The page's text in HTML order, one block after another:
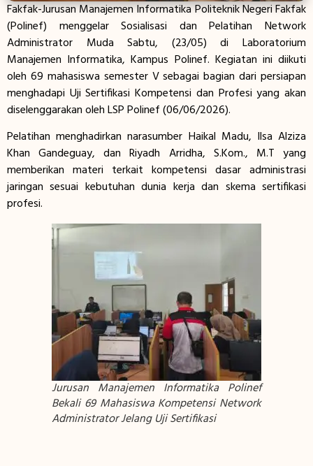
Fakfak-Jurusan Manajemen Informatika Politeknik Negeri Fakfak
(Polinef) menggelar Sosialisasi dan Pelatihan Network
Administrator Muda Sabtu, (23/05) di Laboratorium
Manajemen Informatika, Kampus Polinef. Kegiatan ini diikuti
oleh 69 mahasiswa semester V sebagai bagian dari persiapan
menghadapi Uji Sertifikasi Kompetensi dan Profesi yang akan
diselenggarakan oleh LSP Polinef (06/06/2026).
Pelatihan menghadirkan narasumber Haikal Madu, Ilsa Alziza
Khan Gandeguay, dan Riyadh Arridha, S.Kom., M.T yang
memberikan materi terkait kompetensi dasar administrasi
jaringan sesuai kebutuhan dunia kerja dan skema sertifikasi
profesi.
Jurusan Manajemen Informatika Polinef
Bekali 69 Mahasiswa Kompetensi Network
Administrator Jelang Uji Sertifikasi